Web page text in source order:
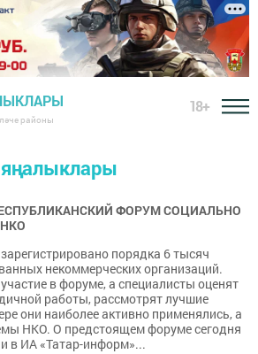
районы
18+
яңалыклары
ФОРУМ СОЦИАЛЬНО
порядка 6 тысяч
некоммерческих организаций.
в форуме, а специалисты оценят
работы, рассмотрят лучшие
они наиболее активно применялись, а
НКО. О предстоящем форуме сегодня
в ИА «Татар-информ»...